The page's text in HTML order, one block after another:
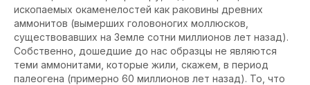
ископаемых окаменелостей как раковины древних
аммонитов (вымерших головоногих моллюсков,
существовавших на Земле сотни миллионов лет назад).
Собственно, дошедшие до нас образцы не являются
теми аммонитами, которые жили, скажем, в период
палеогена (примерно 60 миллионов лет назад). То, что